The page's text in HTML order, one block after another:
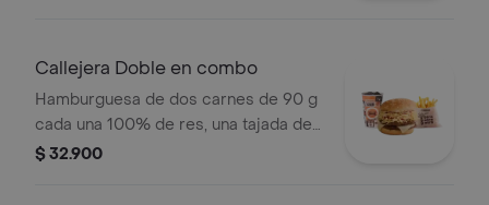
+ bebida PET
Callejera Doble en combo
Hamburguesa de dos carnes de 90 g
cada una 100% de res, una tajada de
queso tipo mozzarella, papas
$ 32.900